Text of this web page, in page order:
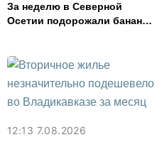
За неделю в Северной
Осетии подорожали бананы
картофель
12:13 7.08.2026